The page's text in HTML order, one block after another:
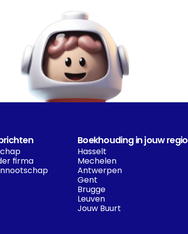
firma
Boekhouding in jouw regio
Hasselt
Mechelen
Antwerpen
Gent
Brugge
Leuven
Jouw Buurt